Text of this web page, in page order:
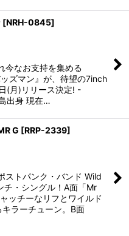
[NRH-0845]
今なお支持を集める
ズマン』が、待望の7inch
(月)リリース決定! -
出身 現在…
G [RRP-2339]
ストパンク・バンド Wild
・シングル！A面「Mr
ッチーなリフとワイルド
ラーチューン。B面